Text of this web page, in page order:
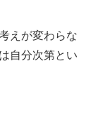
えが変わらな
自分次第とい